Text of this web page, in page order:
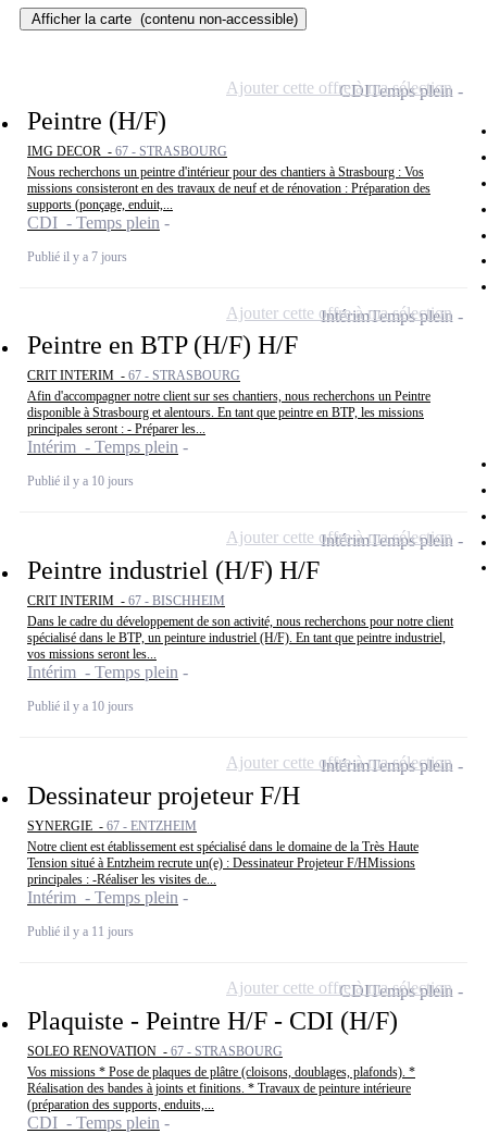
Afficher la carte (contenu non-accessible)
Peintre (H/F)
IMG DECOR - 67 - STRASBOURG
Nous recherchons un peintre d'intérieur pour des chantiers à Strasbourg : Vos
missions consisteront en des travaux de neuf et de rénovation : Préparation des
supports (ponçage, enduit,...
CDI - Temps plein
Publié il y a 7 jours
CDITemps plein
Ajouter cette offre à ma sélection
Peintre en BTP (H/F) H/F
CRIT INTERIM - 67 - STRASBOURG
Afin d'accompagner notre client sur ses chantiers, nous recherchons un Peintre
disponible à Strasbourg et alentours. En tant que peintre en BTP, les missions
principales seront : - Préparer les...
Intérim - Temps plein
Publié il y a 10 jours
IntérimTemps plein
Ajouter cette offre à ma sélection
Peintre industriel (H/F) H/F
CRIT INTERIM - 67 - BISCHHEIM
Dans le cadre du développement de son activité, nous recherchons pour notre client
spécialisé dans le BTP, un peinture industriel (H/F). En tant que peintre industriel,
vos missions seront les...
Intérim - Temps plein
Publié il y a 10 jours
IntérimTemps plein
Ajouter cette offre à ma sélection
Dessinateur projeteur F/H
SYNERGIE - 67 - ENTZHEIM
Notre client est établissement est spécialisé dans le domaine de la Très Haute
Tension situé à Entzheim recrute un(e) : Dessinateur Projeteur F/HMissions
principales : -Réaliser les visites de...
Intérim - Temps plein
Publié il y a 11 jours
IntérimTemps plein
Ajouter cette offre à ma sélection
Plaquiste - Peintre H/F - CDI (H/F)
SOLEO RENOVATION - 67 - STRASBOURG
Vos missions * Pose de plaques de plâtre (cloisons, doublages, plafonds). *
Réalisation des bandes à joints et finitions. * Travaux de peinture intérieure
(préparation des supports, enduits,...
CDI - Temps plein
CDITemps plein
Ajouter cette offre à ma sélection